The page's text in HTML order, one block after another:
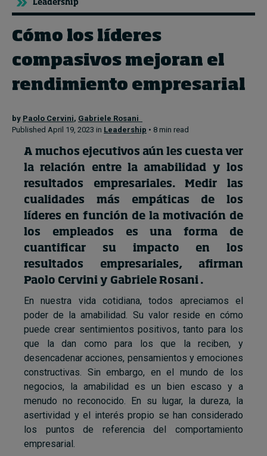
Topics
Podcasts
Popular series
2026 IMD research - White papers
Live events
Subscribe
About
Submissions
Contact
Leadership
Cómo los líderes
compasivos mejoran el
rendimiento empresarial
by Paolo Cervini, Gabriele Rosani
Published April 19, 2023 in Leadership • 8 min read
A muchos ejecutivos aún les cuesta ver
la relación entre la amabilidad y los
resultados empresariales. Medir las
cualidades más empáticas de los
líderes en función de la motivación de
los empleados es una forma de
cuantificar su impacto en los
resultados empresariales, afirman
Paolo Cervini y Gabriele Rosani .
En nuestra vida cotidiana, todos apreciamos el
poder de la amabilidad. Su valor reside en cómo
puede crear sentimientos positivos, tanto para los
que la dan como para los que la reciben, y
desencadenar acciones, pensamientos y emociones
constructivas. Sin embargo, en el mundo de los
negocios, la amabilidad es un bien escaso y a
menudo no reconocido. En su lugar, la dureza, la
asertividad y el interés propio se han considerado
los puntos de referencia del comportamiento
empresarial.